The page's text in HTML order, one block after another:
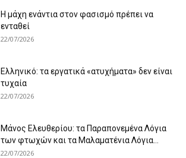
Η μάχη ενάντια στον φασισμό πρέπει να
ενταθεί
22/07/2026
Ελληνικό: τα εργατικά «ατυχήματα» δεν είναι
τυχαία
22/07/2026
Μάνος Ελευθερίου: τα Παραπονεμένα Λόγια
των φτωχών και τα Μαλαματένια Λόγια...
22/07/2026